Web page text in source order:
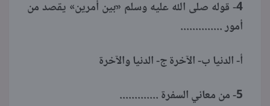
4- قوله صلى الله عليه وسلم «ۛبين أمرين» يقصد من
أمور ..............
أ- الدنيا ب- الآخرة ج- الدنيا والآخرة
5- من معاني السفرة .............